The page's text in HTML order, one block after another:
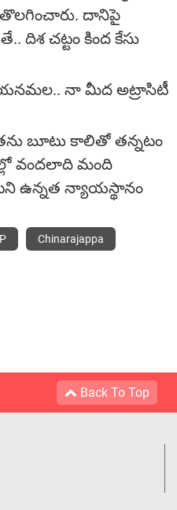
దానిపై
దిశ చట్టం కింద కేసు
యనమల.. నా మీద అట్రాసిటీ
బూటు కాలితో తన్నటం
వందలాది మంది
ఉన్నత న్యాయస్థానం
Chinarajappa
Back To Top